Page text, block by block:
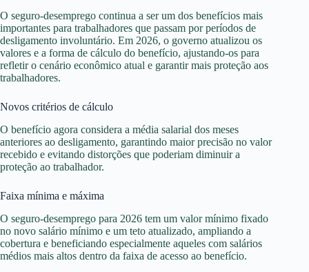
O seguro-desemprego continua a ser um dos benefícios mais
importantes para trabalhadores que passam por períodos de
desligamento involuntário. Em 2026, o governo atualizou os
valores e a forma de cálculo do benefício, ajustando-os para
refletir o cenário econômico atual e garantir mais proteção aos
trabalhadores.
Novos critérios de cálculo
O benefício agora considera a média salarial dos meses
anteriores ao desligamento, garantindo maior precisão no valor
recebido e evitando distorções que poderiam diminuir a
proteção ao trabalhador.
Faixa mínima e máxima
O seguro-desemprego para 2026 tem um valor mínimo fixado
no novo salário mínimo e um teto atualizado, ampliando a
cobertura e beneficiando especialmente aqueles com salários
médios mais altos dentro da faixa de acesso ao benefício.